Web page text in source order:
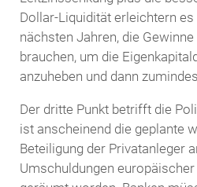
Dollar-Liquidität erleichtern es
nächsten Jahren, die
brauchen, um die
anzuheben und dann
Der dritte Punkt betrifft die
ist anscheinend die geplante
Beteiligung der Privatanleger
Umschuldungen